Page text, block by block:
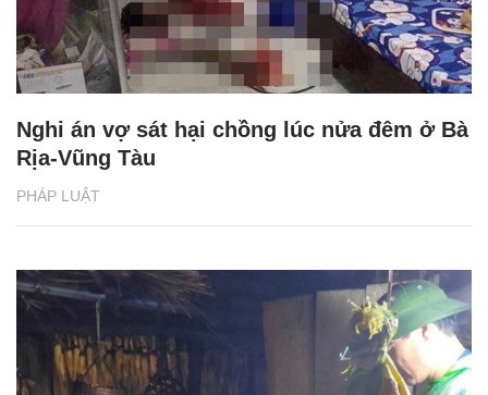
PHÁP LUẬT
Nghi án vợ sát hại chồng lúc nửa đêm ở Bà
Rịa-Vũng Tàu